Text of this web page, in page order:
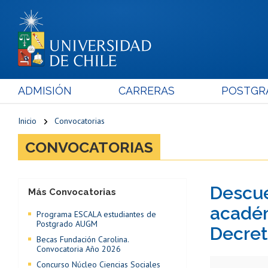
ADMISIÓN CARRERAS
Inicio Convocatorias
CONVOCATORIAS
Más Convocatorias
Programa ESCALA estudiantes de
Postgrado AUGM
Becas Fundación Carolina.
Convocatoria Año 2026
Concurso Núcleo Ciencias Sociales